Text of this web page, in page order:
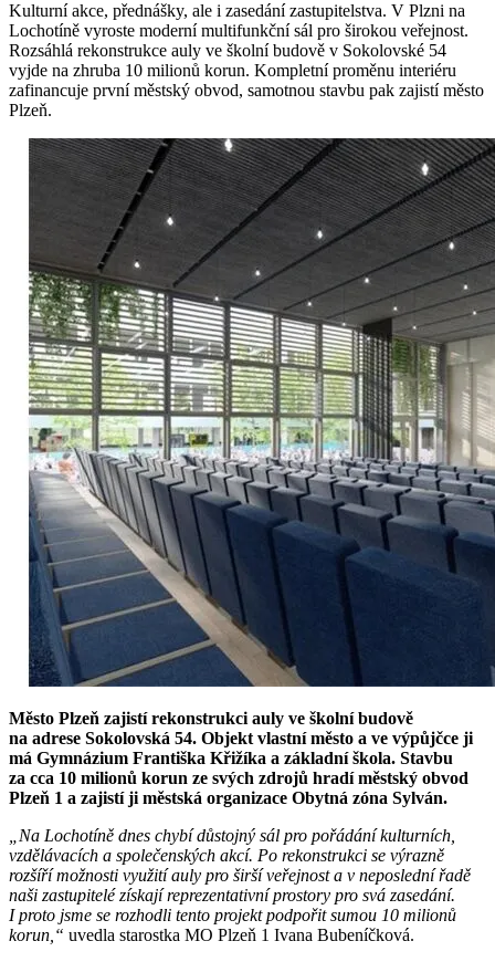
Kulturní akce, přednášky, ale i zasedání zastupitelstva. V Plzni na
Lochotíně vyroste moderní multifunkční sál pro širokou veřejnost.
Rozsáhlá rekonstrukce auly ve školní budově v Sokolovské 54
vyjde na zhruba 10 milionů korun. Kompletní proměnu interiéru
zafinancuje první městský obvod, samotnou stavbu pak zajistí město
Plzeň.
Město Plzeň zajistí rekonstrukci auly ve školní budově
na adrese Sokolovská 54. Objekt vlastní město a ve výpůjčce ji
má Gymnázium Františka Křižíka a základní škola. Stavbu
za cca 10 milionů korun ze svých zdrojů hradí městský obvod
Plzeň 1 a zajistí ji městská organizace Obytná zóna Sylván.
„Na Lochotíně dnes chybí důstojný sál pro pořádání kulturních,
vzdělávacích a společenských akcí. Po rekonstrukci se výrazně
rozšíří možnosti využití auly pro širší veřejnost a v neposlední řadě
naši zastupitelé získají reprezentativní prostory pro svá zasedání.
I proto jsme se rozhodli tento projekt podpořit sumou 10 milionů
korun,“ uvedla starostka MO Plzeň 1 Ivana Bubeníčková.